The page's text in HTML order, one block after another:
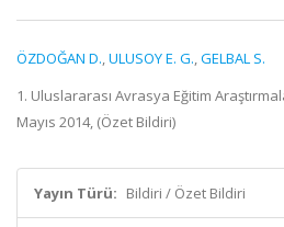
ÖZDOĞAN D.,ULUSOY E. G.,GELBAL S.
1. Uluslararası Avrasya Eğitim
Mayıs 2014, (Özet Bildiri)
Yayın Türü: Bildiri / Özet Bildiri